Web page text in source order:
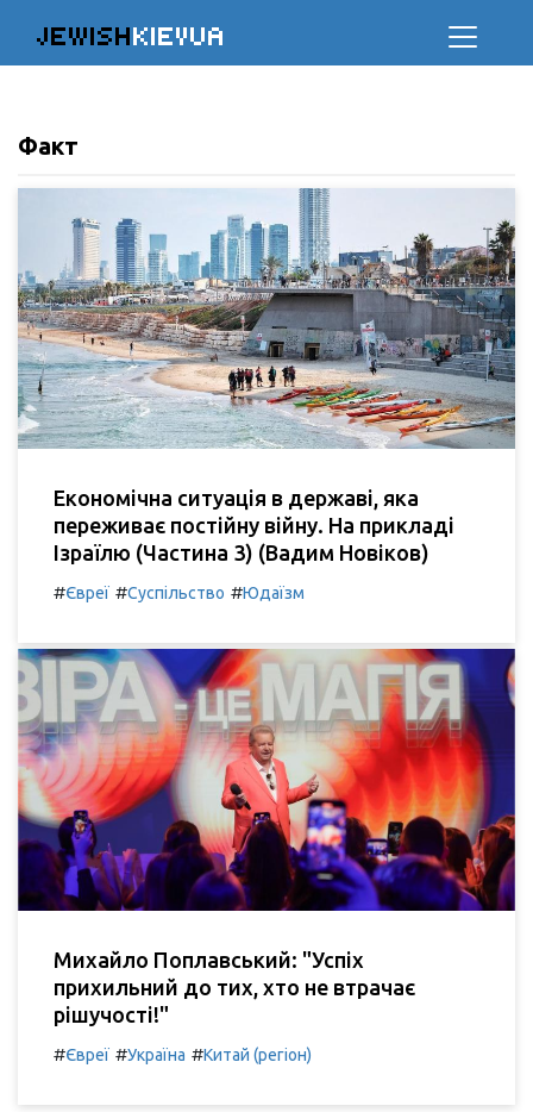
JEWISHKIEVUA
Факт
Економічна ситуація в державі, яка
переживає постійну війну. На прикладі
Ізраїлю (Частина 3) (Вадим Новіков)
#Євреї #Суспільство #Юдаїзм
Михайло Поплавський: "Успіх
прихильний до тих, хто не втрачає
рішучості!"
#Євреї #Україна #Китай (регіон)